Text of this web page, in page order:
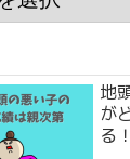
地
が
る